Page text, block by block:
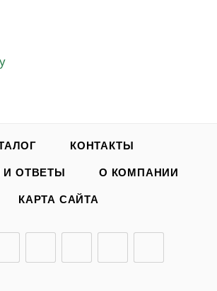
КОНТАКТЫ
ОТВЕТЫ О КОМПАНИИ
КАРТА САЙТА